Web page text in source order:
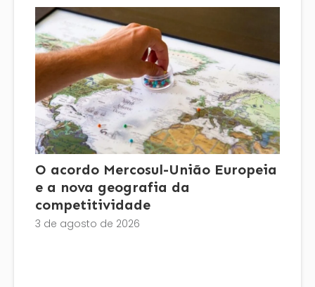
O acordo Mercosul-União Europeia
e a nova geografia da
competitividade
3 de agosto de 2026